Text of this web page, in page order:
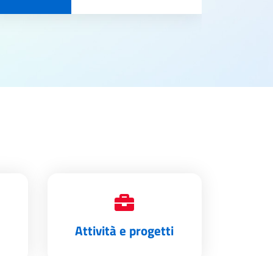
Attività e progetti